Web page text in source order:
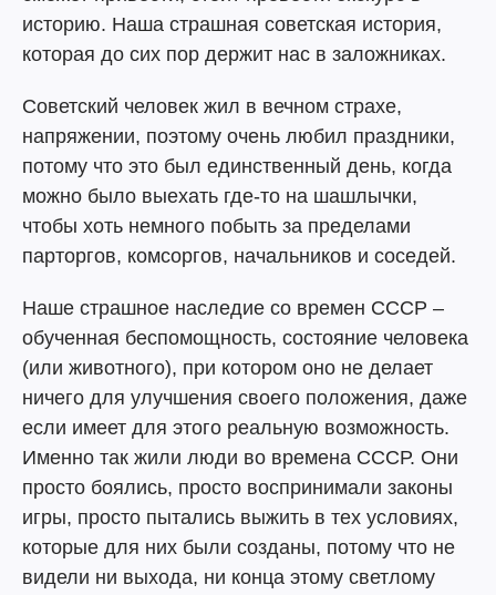
историю. Наша страшная советская история,
которая до сих пор держит нас в заложниках.
Советский человек жил в вечном страхе,
напряжении, поэтому очень любил праздники,
потому что это был единственный день, когда
можно было выехать где-то на шашлычки,
чтобы хоть немного побыть за пределами
парторгов, комсоргов, начальников и соседей.
Наше страшное наследие со времен СССР –
обученная беспомощность, состояние человека
(или животного), при котором оно не делает
ничего для улучшения своего положения, даже
если имеет для этого реальную возможность.
Именно так жили люди во времена СССР. Они
просто боялись, просто воспринимали законы
игры, просто пытались выжить в тех условиях,
которые для них были созданы, потому что не
видели ни выхода, ни конца этому светлому